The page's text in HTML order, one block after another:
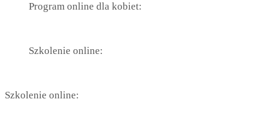
Program online dla kobiet:
Szkolenie online:
Szkolenie online: